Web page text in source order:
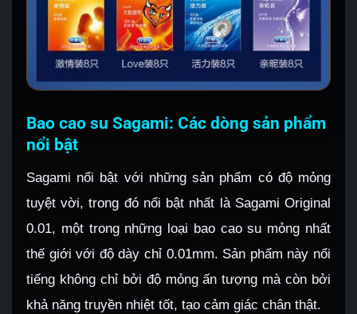
Bao cao su Sagami: Các dòng sản phẩm
nổi bật
Sagami nổi bật với những sản phẩm có độ mỏng
tuyệt vời, trong đó nổi bật nhất là Sagami Original
0.01, một trong những loại bao cao su mỏng nhất
thế giới với độ dày chỉ 0.01mm. Sản phẩm này nổi
tiếng không chỉ bởi độ mỏng ấn tượng mà còn bởi
khả năng truyền nhiệt tốt, tạo cảm giác chân thật.